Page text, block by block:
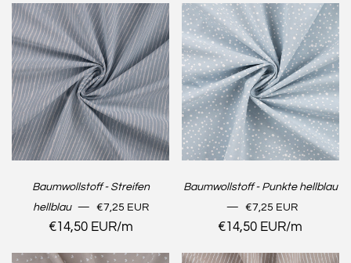
Baumwollstoff - Streifen
hellblau — NORMALER PREIS
€7,25 EUR
Stückpreis
€14,50 EUR/pro
m
Baumwollstoff - Punkte hellblau
—
NORMALER PREIS
€7,25 EUR
Stückpreis
€14,50 EUR/pro
m